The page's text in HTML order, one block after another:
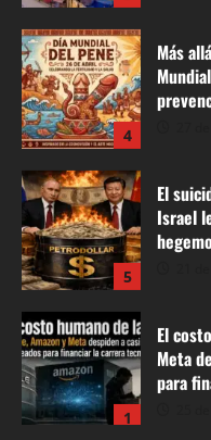
4
Más
5
El
Israel
1
El
Meta
para